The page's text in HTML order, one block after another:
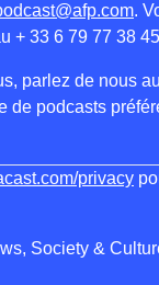
.
+ 33 6 79 77 38
parlez de nous
de podcasts
privacy
Society &